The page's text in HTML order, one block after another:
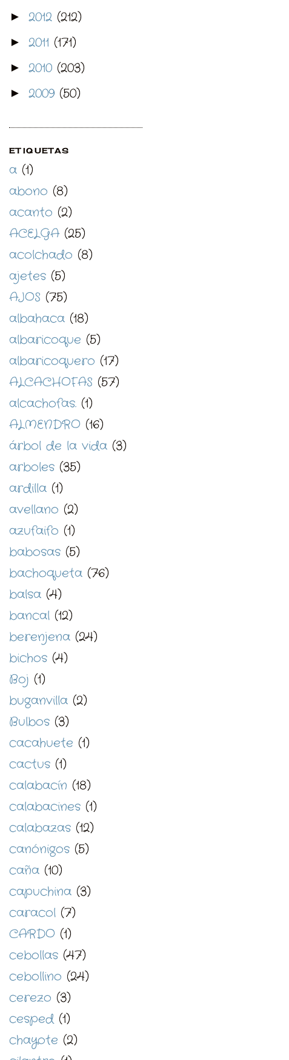
► 2012 (212)
► 2011 (171)
► 2010 (203)
► 2009 (50)
ETIQUETAS
a (1)
abono (8)
acanto (2)
ACELGA (25)
acolchado (8)
ajetes (5)
AJOS (75)
albahaca (18)
albaricoque (5)
albaricoquero (17)
ALCACHOFAS (57)
alcachofas. (1)
ALMENDRO (16)
árbol de la vida (3)
arboles (35)
ardilla (1)
avellano (2)
azufaifo (1)
babosas (5)
bachoqueta (76)
balsa (4)
bancal (12)
berenjena (24)
bichos (4)
Boj (1)
buganvilla (2)
Bulbos (3)
cacahuete (1)
cactus (1)
calabacín (18)
calabacines (1)
calabazas (12)
canónigos (5)
caña (10)
capuchina (3)
caracol (7)
CARDO (1)
cebollas (47)
cebollino (24)
cerezo (3)
cesped (1)
chayote (2)